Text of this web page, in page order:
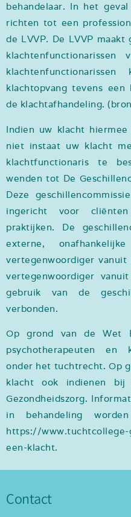
behandelaar. In het
richten tot een
de LVVP. De LVVP
klachtenfunctionarissen
klachtopvang tevens
de klachtafhandeling.
Indien uw klacht
niet instaat uw klacht
klachtfunctionaris te
wenden tot De
Deze
ingericht voor
praktijken. De
externe,
vertegenwoordiger
vertegenwoordiger
gebruik van de
verbonden.
Op grond van de Wet
psychotherapeuten en
onder het tuchtrecht. Op
klacht ook indienen
Gezondheidszorg.
in behandeling
https://www.tuchtcollege-
een-klacht.
Contact